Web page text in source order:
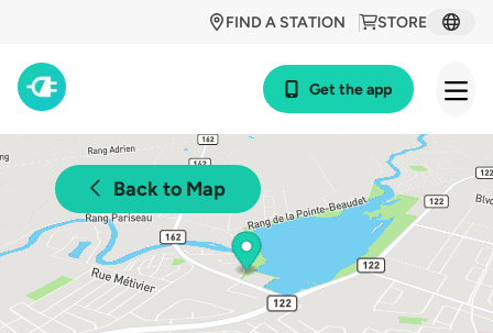
STORE
FIND A STATION
Get the app
Back to Map